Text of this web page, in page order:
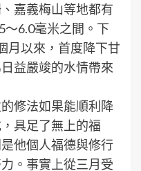
嘉義梅山等地都有
～6.0毫米之間。下
月以來，首度降下甘
益嚴竣的水情帶來
修法如果能順利降
具足了無上的福
他個人福德與修行
。事實上從三月受